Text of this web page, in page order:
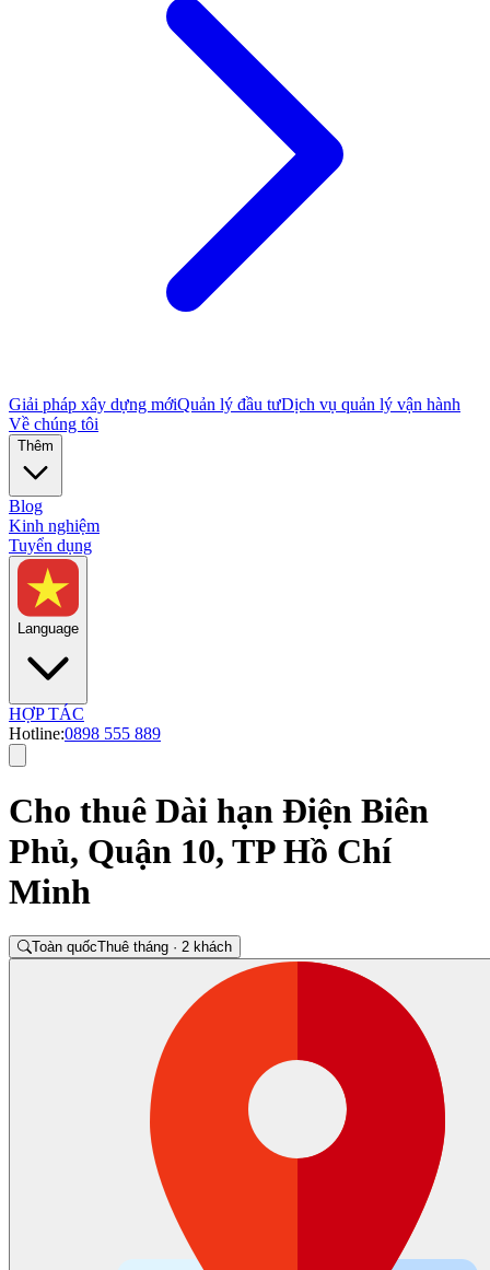
Giải pháp xây dựng mớiQuản lý đầu tưDịch vụ quản lý vận hành
Về chúng tôi
Thêm
Blog
Kinh nghiệm
Tuyển dụng
Language
HỢP TÁC
Hotline:0898 555 889
Cho thuê Dài hạn Điện Biên
Phủ, Quận 10, TP Hồ Chí
Minh
Toàn quốcThuê tháng · 2 khách